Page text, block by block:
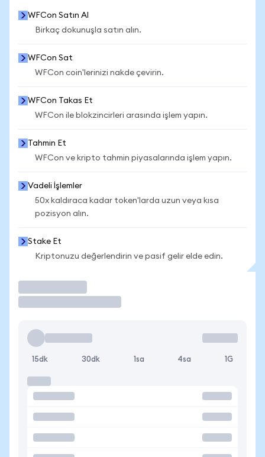
WFCon Satın Al
Birkaç dokunuşla satın alın.
WFCon Sat
WFCon coin'lerinizi nakde çevirin.
WFCon Takas Et
WFCon ile blokzincirleri arasında işlem yapın.
Tahmin Et
WFCon ve kripto tahmin piyasalarında işlem yapın.
Vadeli İşlemler
50x kaldıraca kadar token'larda uzun veya kısa
pozisyon alın.
Stake Et
Kriptonuzu değerlendirin ve pasif gelir elde edin.
15dk 30dk 1sa 4sa 1G